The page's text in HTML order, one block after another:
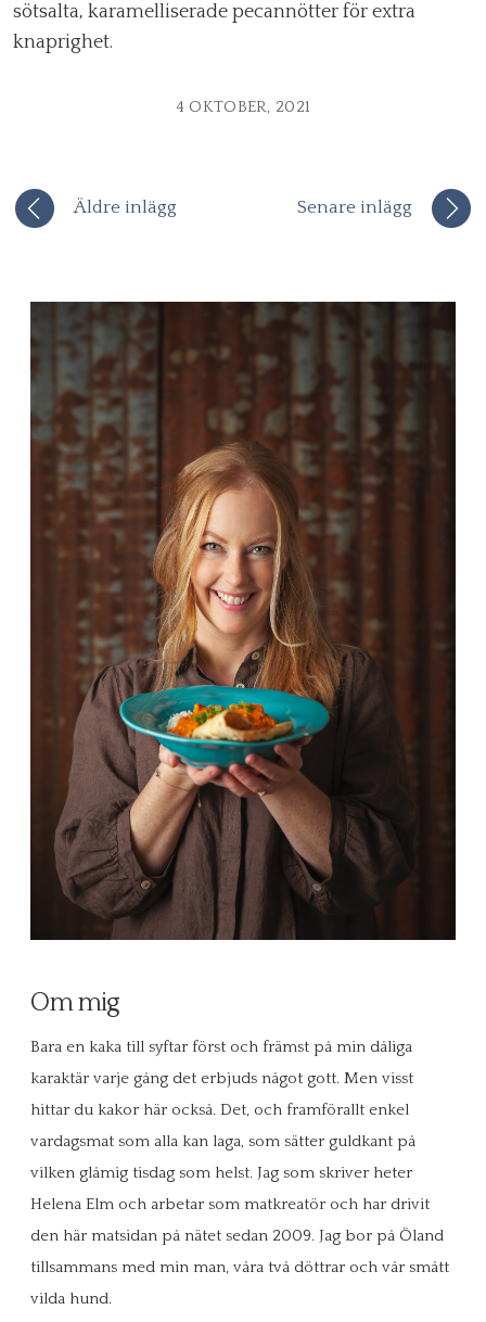
sötsalta, karamelliserade pecannötter för extra
knaprighet.
4 OKTOBER, 2021
Äldre inlägg Senare inlägg
Om mig
Bara en kaka till syftar först och främst på min dåliga
karaktär varje gång det erbjuds något gott. Men visst
hittar du kakor här också. Det, och framförallt enkel
vardagsmat som alla kan laga, som sätter guldkant på
vilken glåmig tisdag som helst. Jag som skriver heter
Helena Elm och arbetar som matkreatör och har drivit
den här matsidan på nätet sedan 2009. Jag bor på Öland
tillsammans med min man, våra två döttrar och vår smått
vilda hund.